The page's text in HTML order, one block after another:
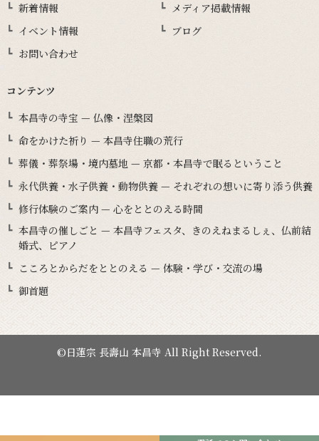
新着情報
メディア掲載情報
イベント情報
ブログ
お問い合わせ
コンテンツ
本昌寺の寺宝 — 仏像・涅槃図
命をかけた祈り — 本昌寺住職の荒行
葬儀・葬祭場・境内墓地 — 京都・本昌寺で眠るということ
永代供養・水子供養・動物供養 — それぞれの想いに寄り添う供養
修行体験のご案内 — 心をととのえる時間
本昌寺の催しごと — 本昌寺フェスタ、きのえねまるしぇ、仏前結
婚式、ピアノ
こころとからだをととのえる — 体験・学び・交流の場
御首題
©日蓮宗 長壽山 本昌寺 All Right Reserved.